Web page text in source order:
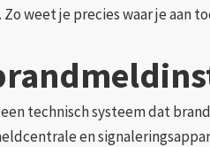
weet je precies waar je aan
technisch systeem dat
en